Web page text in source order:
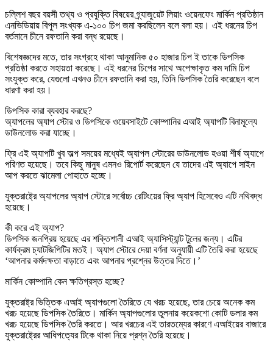
চল্লিশ বছর বয়সী তথ্য ও প্রযুক্তি বিষয়ের গ্র্যাজুয়েট লিয়াং ওয়েনফেং মার্কিন প্রতিষ্ঠান
এনভিডিয়ায় বিপুল সংখ্যক এ-১০০ চিপ জমা করছিলেন বলে বলা হয়। এই ধরনের চিপ
বর্তমানে চীনে রফতানি করা বন্ধ রয়েছে।
বিশেষজ্ঞদের মতে, তার সংগ্রহে থাকা আনুমানিক ৫০ হাজার চিপ ই তাকে ডিপসিক
প্রতিষ্ঠা করতে সহায়তা করেছে। এই ধরনের চিপের সাথে অপেক্ষাকৃত কম দামি চিপ
সংযুক্ত করে, যেগুলো এখনও চীনে রফতানি করা হয়, তিনি ডিপসিক তৈরি করেছেন বলে
ধারণা করা হয়।
ডিপসিক কারা ব্যবহার করছে?
অ্যাপলের অ্যাপ স্টোর ও ডিপসিকে ওয়েবসাইটে কোম্পানির এআই অ্যাপটি বিনামূল্যে
ডাউনলোড করা যাচ্ছে।
ফ্রি এই অ্যাপটি খুব অল্প সময়ের মধ্যেই অ্যাপল স্টোরের ডাউনলোড হওয়া শীর্ষ অ্যাপে
পরিণত হয়েছে। তবে কিছু মানুষ এমনও রিপোর্ট করেছেন যে তাদের এই অ্যাপে সাইন
আপ করতে ঝামেলা পোহাতে হচ্ছে।
যুক্তরাষ্ট্রে অ্যাপলের অ্যাপ স্টোরে সর্বোচ্চ রেটিংয়ের ফ্রি অ্যাপ হিসেবেও এটি নথিবদ্ধ
হয়েছে।
কী করে এই অ্যাপ?
ডিপসিক জনপ্রিয় হয়েছে এর শক্তিশালী এআই অ্যাসিস্ট্যান্ট টুলের জন্য। এটির
কার্যক্রম চ্যাটজিপিটির মতই। অ্যাপ স্টোরে দেয়া বর্ণনা অনুযায়ী এটি তৈরি করা হয়েছে
‘আপনার কর্মদক্ষতা বাড়াতে এবং আপনার প্রশ্নের উত্তর দিতে।’
মার্কিন কোম্পানি কেন ক্ষতিগ্রস্ত হচ্ছে?
যুক্তরাষ্ট্র ভিত্তিক এআই অ্যাপগুলো তৈরিতে যে খরচ হয়েছে, তার চেয়ে অনেক কম
খরচ হয়েছে ডিপসিক তৈরিতে। মার্কিন অ্যাপগুলোর তুলনায় কয়েকশো কোটি ডলার কম
খরচ হয়েছে ডিপসিক তৈরি করতে। আর খরচের এই তারতম্যের কারণে এআইয়ের বাজারে
যুক্তরাষ্ট্রের আধিপত্যের টিকে থাকা নিয়ে প্রশ্ন তৈরি হয়েছে।